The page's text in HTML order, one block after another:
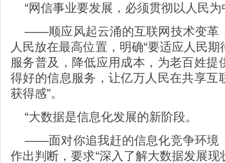
“网信事业要发展，必须贯彻以人民
——顺应风起云涌的互联网技术变革
人民放在最高位置，明确“要适应人民
服务普及，降低应用成本，为老百姓提
得好的信息服务，让亿万人民在共享互
获得感”。
“大数据是信息化发展的新阶段。
——面对你追我赶的信息化竞争环境
作出判断，要求“深入了解大数据发展